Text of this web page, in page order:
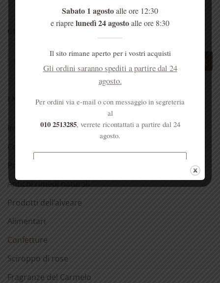
CERCA NEL SITO
I NOSTRI PRODOTTI
Invito alla prova
Confezioni regalo 🎁
Antichi rimedi naturali
Prodotti dell’alveare
Alimentari
Confetture
Sciroppo di rose
Fragranze del Carmelo
Sabato 1 agostoalle ore 12:30
e riaprelunedì 24 agostoalle ore 8:30
Il sito rimane aperto per i vostri acquisti
Gli ordini saranno spediti a partire dal 24
agosto.
Per ordini via e-mail o con messaggio in segreteria
al
010 2513285, verrete ricontattati a partire dal 24
agosto.
superiori a € 50